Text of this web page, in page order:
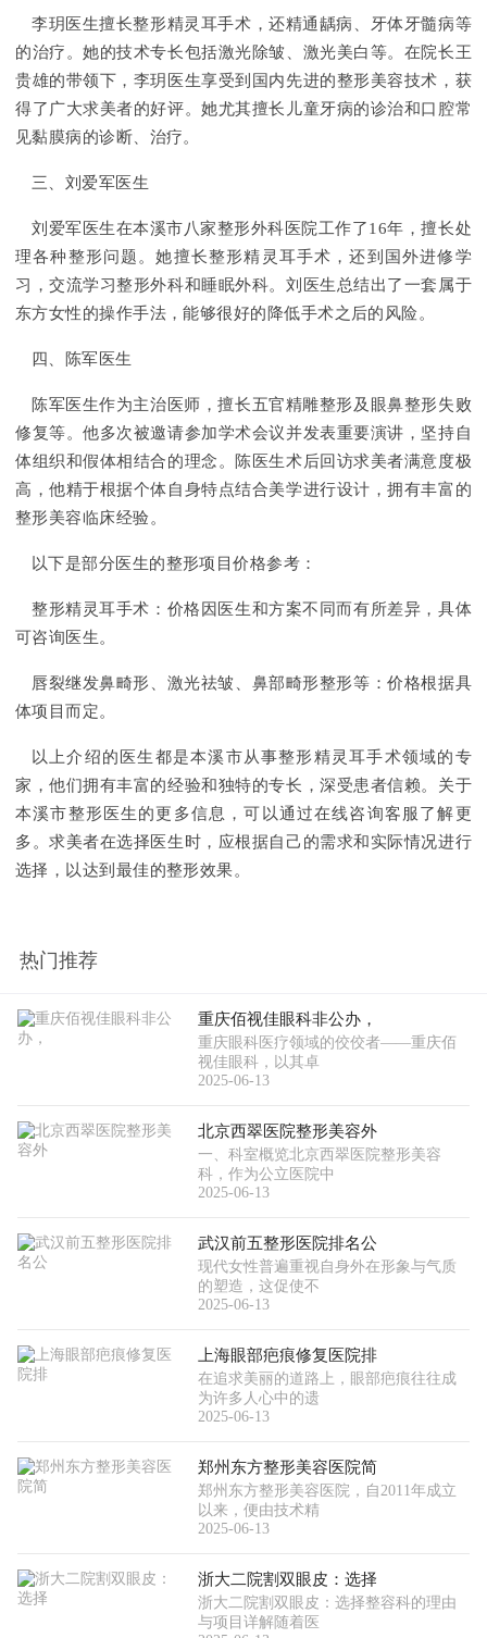
李玥医生擅长整形精灵耳手术，还精通龋病、牙体牙髓病等
的治疗。她的技术专长包括激光除皱、激光美白等。在院长王
贵雄的带领下，李玥医生享受到国内先进的整形美容技术，获
得了广大求美者的好评。她尤其擅长儿童牙病的诊治和口腔常
见黏膜病的诊断、治疗。
三、刘爱军医生
刘爱军医生在本溪市八家整形外科医院工作了16年，擅长处
理各种整形问题。她擅长整形精灵耳手术，还到国外进修学
习，交流学习整形外科和睡眠外科。刘医生总结出了一套属于
东方女性的操作手法，能够很好的降低手术之后的风险。
四、陈军医生
陈军医生作为主治医师，擅长五官精雕整形及眼鼻整形失败
修复等。他多次被邀请参加学术会议并发表重要演讲，坚持自
体组织和假体相结合的理念。陈医生术后回访求美者满意度极
高，他精于根据个体自身特点结合美学进行设计，拥有丰富的
整形美容临床经验。
以下是部分医生的整形项目价格参考：
整形精灵耳手术：价格因医生和方案不同而有所差异，具体
可咨询医生。
唇裂继发鼻畸形、激光祛皱、鼻部畸形整形等：价格根据具
体项目而定。
以上介绍的医生都是本溪市从事整形精灵耳手术领域的专
家，他们拥有丰富的经验和独特的专长，深受患者信赖。关于
本溪市整形医生的更多信息，可以通过在线咨询客服了解更
多。求美者在选择医生时，应根据自己的需求和实际情况进行
选择，以达到最佳的整形效果。
热门推荐
重庆佰视佳眼科非公办，
重庆眼科医疗领域的佼佼者——重庆佰
视佳眼科，以其卓
2025-06-13
北京西翠医院整形美容外
一、科室概览北京西翠医院整形美容
科，作为公立医院中
2025-06-13
武汉前五整形医院排名公
现代女性普遍重视自身外在形象与气质
的塑造，这促使不
2025-06-13
上海眼部疤痕修复医院排
在追求美丽的道路上，眼部疤痕往往成
为许多人心中的遗
2025-06-13
郑州东方整形美容医院简
郑州东方整形美容医院，自2011年成立
以来，便由技术精
2025-06-13
浙大二院割双眼皮：选择
浙大二院割双眼皮：选择整容科的理由
与项目详解随着医